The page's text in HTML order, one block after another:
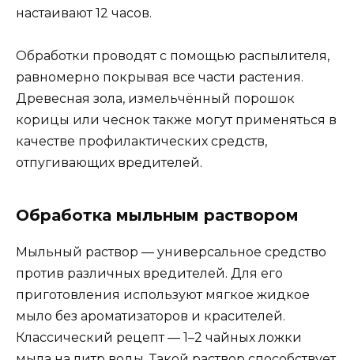
настаивают 12 часов.
Обработки проводят с помощью распылителя,
равномерно покрывая все части растения.
Древесная зола, измельчённый порошок
корицы или чеснок также могут применяться в
качестве профилактических средств,
отпугивающих вредителей.
Обработка мыльным раствором
Мыльный раствор — универсальное средство
против различных вредителей. Для его
приготовления используют мягкое жидкое
мыло без ароматизаторов и красителей.
Классический рецепт — 1–2 чайных ложки